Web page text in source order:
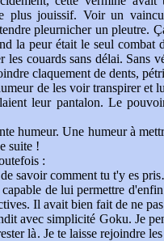
plus jouissif. Voir un
pleurnicher un pleutre.
la peur était le seul combat
couards sans délai. Sans
claquement de dents,
de les voir transpirer et
leur pantalon. Le
humeur. Une humeur à
suite !
:
savoir comment tu t'y es
de lui permettre
Il avait bien fait de ne
avec simplicité Goku. Je
là. Je te laisse rejoindre